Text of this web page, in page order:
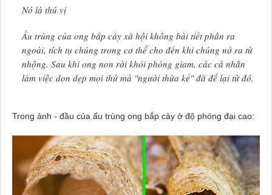
Nó là thú vị
Ấu trùng của ong bắp cày xã hội không bài tiết phân ra
ngoài, tích tụ chúng trong cơ thể cho đến khi chúng nở ra từ
nhộng. Sau khi ong non rời khỏi phòng giam, các cá nhân
làm việc dọn dẹp mọi thứ mà "người thừa kế" đã để lại từ đó.
Trong ảnh - đầu của ấu trùng ong bắp cày ở độ phóng đại cao: